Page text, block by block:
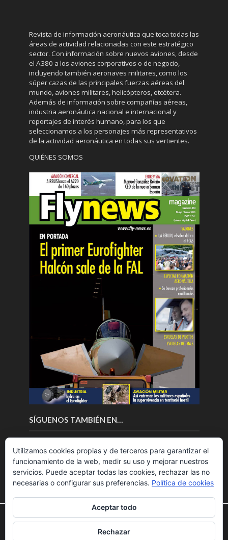
Revista de información aeronáutica que toca todas las
áreas de actividad relacionadas con este estratégico
sector. Con información sobre nuevos aviones, desde
el A380 a los aviones corporativos o de negocio,
incluyendo también aeronaves militares, como los
súper cazas de las principales fuerzas aéreas del
mundo, aviones militares, helicópteros, etcétera.
Además de información sobre compañías aéreas,
industria aeronáutica nacional e internacional y
reportajes de interés humano, para los que
seleccionamos a los personajes más representativos
de la actividad aeronáutica en todas sus vertientes.
QUIÉNES SOMOS
SÍGUENOS TAMBIÉN EN…
Copyright © 2018.Fly News.Noticias aerospacial
Utilizamos cookies para ofrecerte la mejor experiencia en
nuestra web.
Puedes aprender más sobre qué cookies utilizamos o
Utilizamos cookies propias y de terceros para garantizar el
funcionamiento de la web, medir su uso y mejorar nuestros
servicios. Puede aceptar todas las cookies, rechazar las no
necesarias o configurar sus preferencias. Política de cookies
Aceptar todo
Rechazar